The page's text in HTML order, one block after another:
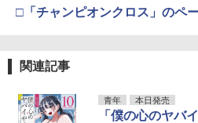
□「チャンピオンクロス」のペ
関連記事
青年 本日発売
「僕の心のヤバ